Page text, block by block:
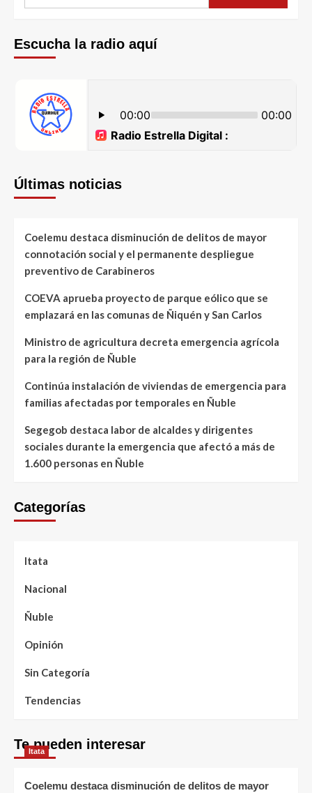
Escucha la radio aquí
Últimas noticias
Coelemu destaca disminución de delitos de mayor
connotación social y el permanente despliegue
preventivo de Carabineros
COEVA aprueba proyecto de parque eólico que se
emplazará en las comunas de Ñiquén y San Carlos
Ministro de agricultura decreta emergencia agrícola
para la región de Ñuble
Continúa instalación de viviendas de emergencia para
familias afectadas por temporales en Ñuble
Segegob destaca labor de alcaldes y dirigentes
sociales durante la emergencia que afectó a más de
1.600 personas en Ñuble
Categorías
Itata
Nacional
Ñuble
Opinión
Sin Categoría
Tendencias
Te pueden interesar
Itata
Coelemu destaca disminución de delitos de mayor